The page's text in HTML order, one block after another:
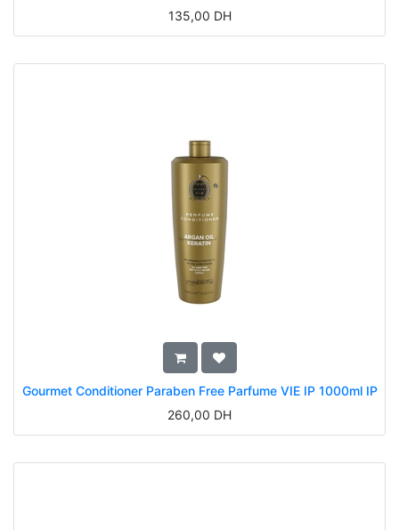
135,00 DH
Gourmet Conditioner Paraben Free Parfume VIE IP 1000ml IP
260,00 DH